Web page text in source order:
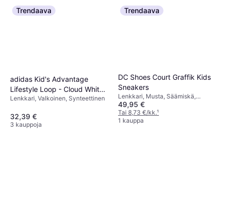
Trendaava
adidas Kid's Advantage
Lifestyle Loop - Cloud White /
Real Pink / Core Black
Lenkkari, Valkoinen, Synteettinen
32,39 €
3 kauppoja
Trendaava
DC Shoes Court Graffik Kids
Sneakers
Lenkkari, Musta, Säämiskä,
Nupukki, Nahka
49,95 €
Tai 8,73 €/kk.¹
1 kauppa